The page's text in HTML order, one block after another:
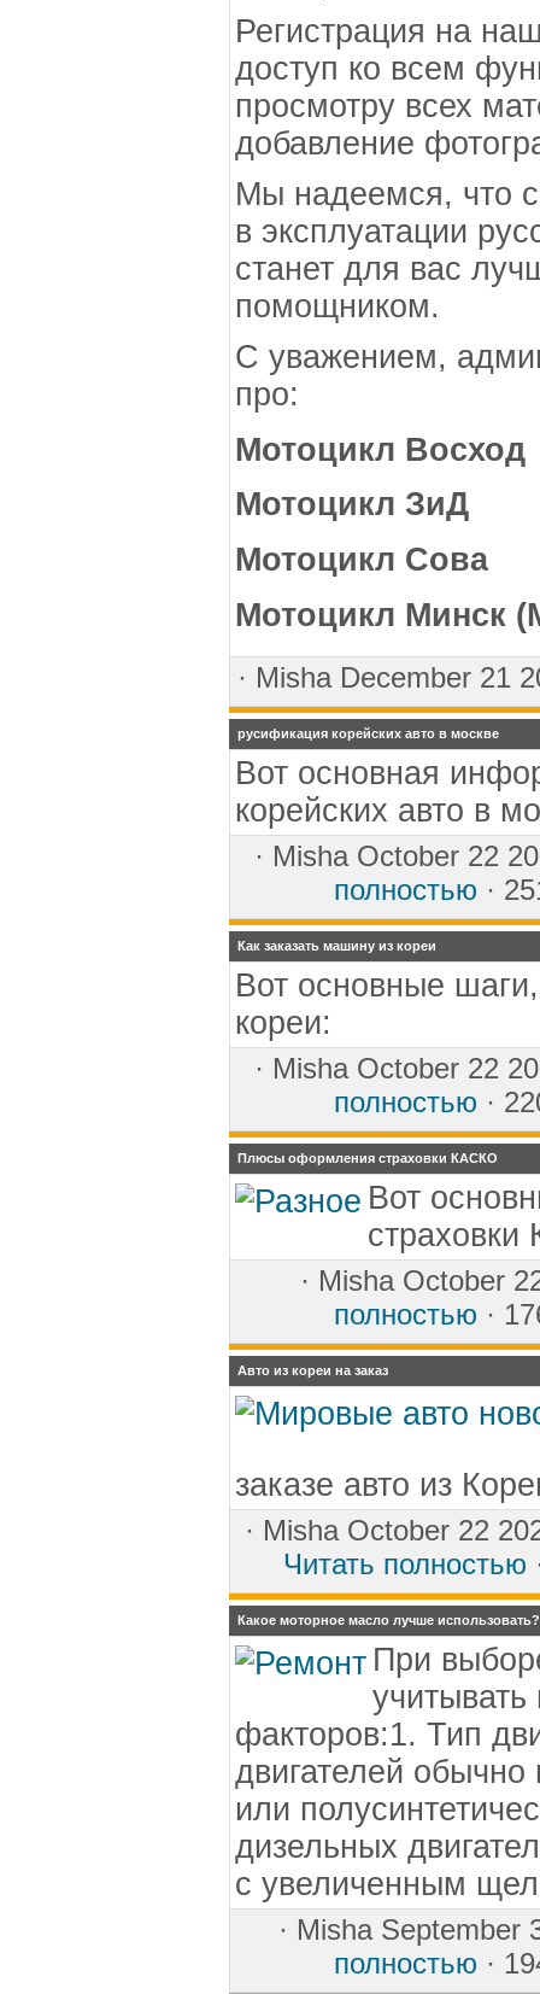
Регистрация на
доступ ко всем
просмотру всех
добавление
Мы надеемся, что
в эксплуатации
станет для вас
помощником.
С уважением,
про:
Мотоцикл Восход
Мотоцикл ЗиД
Мотоцикл Сова
Мотоцикл Минск
· MishaDecember 21
русификация корейских авто в москве
Вот основная
корейских авто в
· MishaOctober 22
полностью ·
Как заказать машину из кореи
Вот основные
кореи:
· MishaOctober 22
полностью ·
Плюсы оформления страховки КАСКО
Вот
· MishaOctober
полностью ·
Авто из кореи на заказ
заказе авто из
· MishaOctober 22
Читать полностью
Какое моторное масло лучше использовать?
При
факторов:1. Тип
двигателей
или
дизельных
с увеличенным
· MishaSeptember
полностью ·